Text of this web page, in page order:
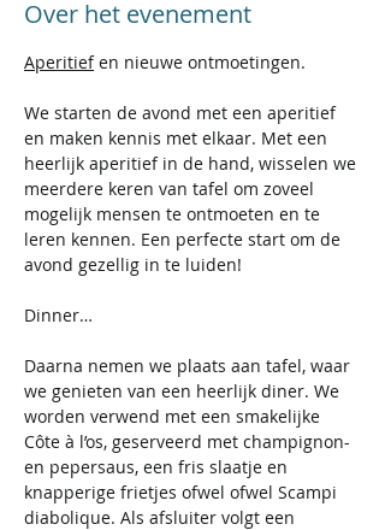
Over het evenement
Aperitief en nieuwe ontmoetingen.
We starten de avond met een aperitief
en maken kennis met elkaar. Met een
heerlijk aperitief in de hand, wisselen we
meerdere keren van tafel om zoveel
mogelijk mensen te ontmoeten en te
leren kennen. Een perfecte start om de
avond gezellig in te luiden!
Dinner…
Daarna nemen we plaats aan tafel, waar
we genieten van een heerlijk diner. We
worden verwend met een smakelijke
Côte à l’os, geserveerd met champignon-
en pepersaus, een fris slaatje en
knapperige frietjes ofwel ofwel Scampi
diabolique. Als afsluiter volgt een